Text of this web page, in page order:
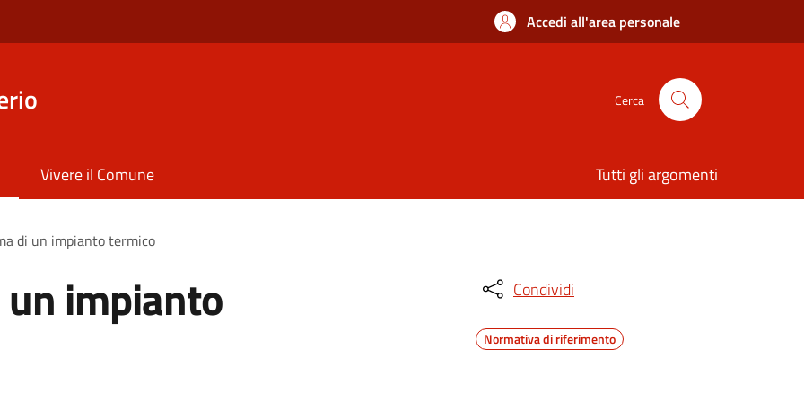
Accedi all'area personale
Cerca
Vivere il Comune Tutti gli argomenti
di un impianto termico
impianto Condividi
Normativa di riferimento